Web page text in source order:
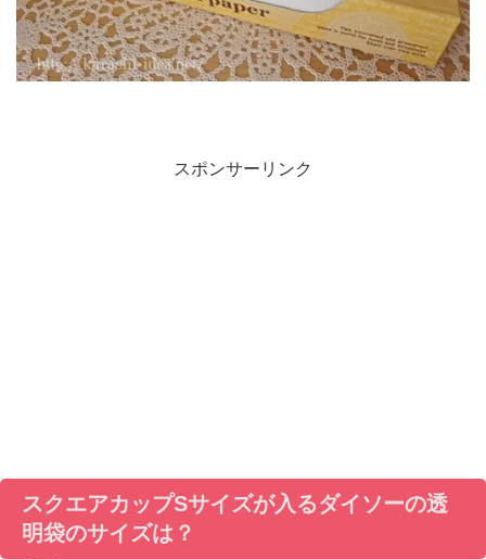
スポンサーリンク
スクエアカップSサイズが入るダイソーの透
明袋のサイズは？